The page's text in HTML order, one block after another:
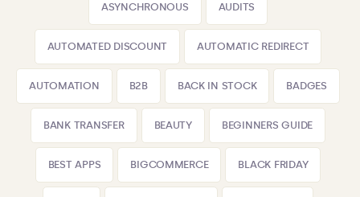
ASYNCHRONOUS AUDITS
AUTOMATED DISCOUNT AUTOMATIC REDIRECT
AUTOMATION B2B BACK IN STOCK BADGES
BANK TRANSFER BEAUTY BEGINNERS GUIDE
BEST APPS BIGCOMMERCE BLACK FRIDAY